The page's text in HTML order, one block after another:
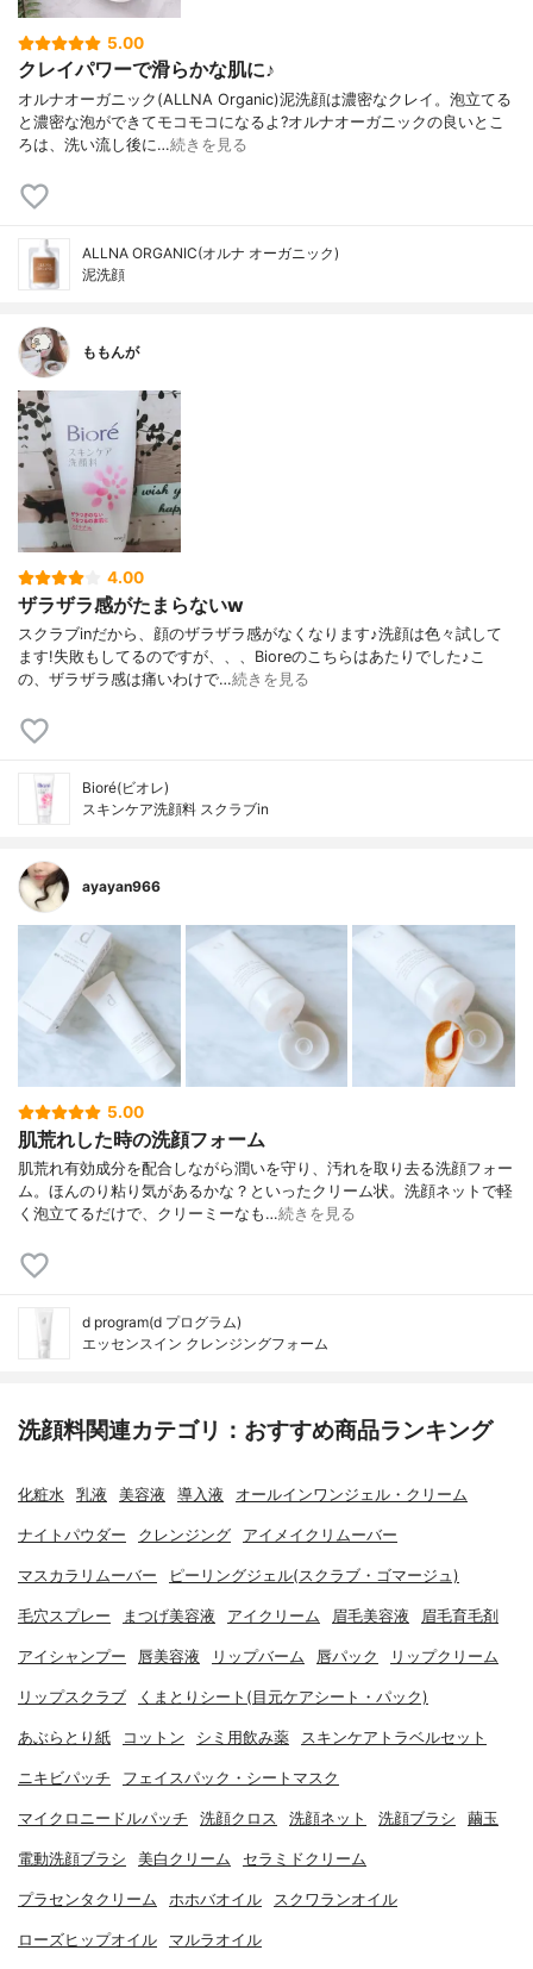
5.00
クレイパワーで滑らかな肌に♪
オルナオーガニック(ALLNA Organic)泥洗顔は濃密なクレイ。泡立てる
と濃密な泡ができてモコモコになるよ?オルナオーガニックの良いとこ
ろは、洗い流し後に…続きを見る
ALLNA ORGANIC(オルナ オーガニック)
泥洗顔
ももんが
4.00
ザラザラ感がたまらないw
スクラブinだから、顔のザラザラ感がなくなります♪洗顔は色々試して
ます!失敗もしてるのですが、、、Bioreのこちらはあたりでした♪こ
の、ザラザラ感は痛いわけで…続きを見る
Bioré(ビオレ)
スキンケア洗顔料 スクラブin
ayayan966
5.00
肌荒れした時の洗顔フォーム
肌荒れ有効成分を配合しながら潤いを守り、汚れを取り去る洗顔フォー
ム。ほんのり粘り気があるかな？といったクリーム状。洗顔ネットで軽
く泡立てるだけで、クリーミーなも…続きを見る
d program(d プログラム)
エッセンスイン クレンジングフォーム
洗顔料関連カテゴリ：おすすめ商品ランキング
化粧水 乳液 美容液 導入液 オールインワンジェル・クリーム
ナイトパウダー クレンジング アイメイクリムーバー
マスカラリムーバー ピーリングジェル(スクラブ・ゴマージュ)
毛穴スプレー まつげ美容液 アイクリーム 眉毛美容液 眉毛育毛剤
アイシャンプー 唇美容液 リップバーム 唇パック リップクリーム
リップスクラブ くまとりシート(目元ケアシート・パック)
あぶらとり紙 コットン シミ用飲み薬 スキンケアトラベルセット
ニキビパッチ フェイスパック・シートマスク
マイクロニードルパッチ 洗顔クロス 洗顔ネット 洗顔ブラシ 繭玉
電動洗顔ブラシ 美白クリーム セラミドクリーム
プラセンタクリーム ホホバオイル スクワランオイル
ローズヒップオイル マルラオイル